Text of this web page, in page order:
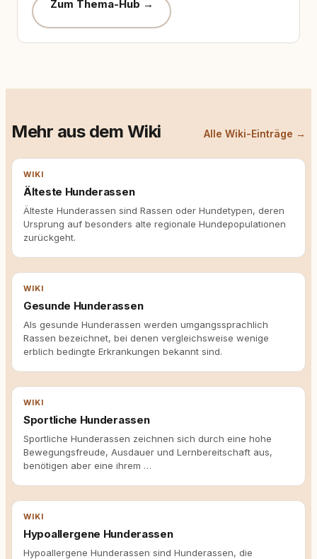
Zum Thema-Hub →
Mehr aus dem Wiki Alle Wiki-Einträge →
WIKI
Älteste Hunderassen
Älteste Hunderassen sind Rassen oder Hundetypen, deren
Ursprung auf besonders alte regionale Hundepopulationen
zurückgeht.
WIKI
Gesunde Hunderassen
Als gesunde Hunderassen werden umgangssprachlich
Rassen bezeichnet, bei denen vergleichsweise wenige
erblich bedingte Erkrankungen bekannt sind.
WIKI
Sportliche Hunderassen
Sportliche Hunderassen zeichnen sich durch eine hohe
Bewegungsfreude, Ausdauer und Lernbereitschaft aus,
benötigen aber eine ihrem …
WIKI
Hypoallergene Hunderassen
Hypoallergene Hunderassen sind Hunderassen, die